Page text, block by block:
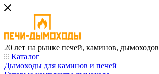
20 лет на рынке печей, каминов, дымоходов
Каталог
Дымоходы для каминов и печей